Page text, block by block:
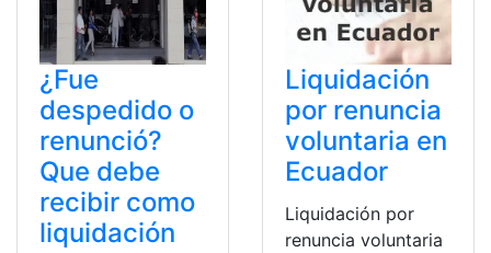
¿Fue
despedido o
renunció?
Que debe
recibir como
liquidación
Liquidación
por renuncia
voluntaria en
Ecuador
Liquidación por
renuncia voluntaria